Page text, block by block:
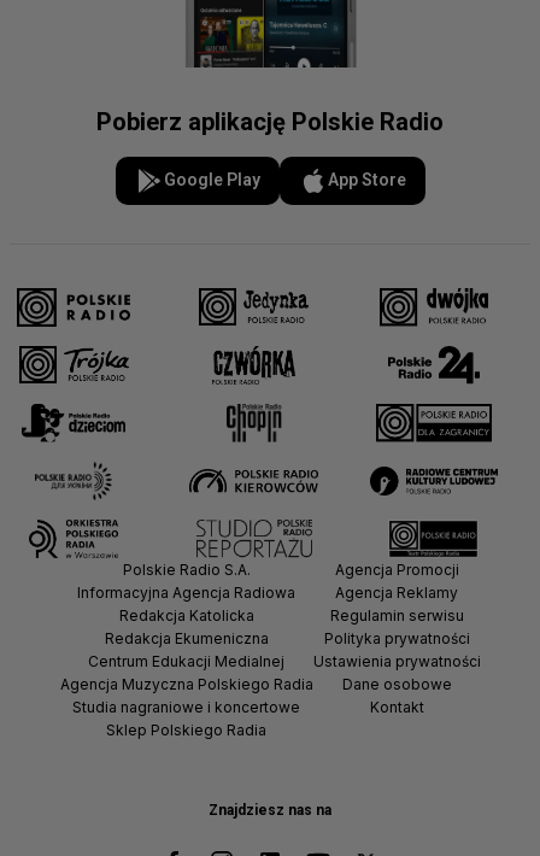
Pobierz aplikację Polskie Radio
Google Play App Store
Znajdziesz nas na
Polskie Radio S.A.
Informacyjna Agencja Radiowa
Redakcja Katolicka
Redakcja Ekumeniczna
Centrum Edukacji Medialnej
Agencja Muzyczna Polskiego Radia
Studia nagraniowe i koncertowe
Sklep Polskiego Radia
Agencja Promocji
Agencja Reklamy
Regulamin serwisu
Polityka prywatności
Ustawienia prywatności
Dane osobowe
Kontakt